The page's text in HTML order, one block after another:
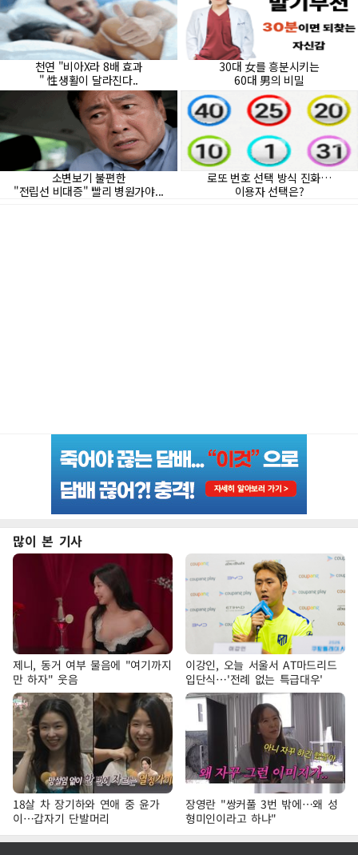
많이 본 기사
제니, 동거 여부 물음에 "여기까지
만 하자" 웃음
이강인, 오늘 서울서 AT마드리드
입단식…'전례 없는 특급대우'
18살 차 장기하와 연애 중 윤가
이…갑자기 단발머리
장영란 "쌍커풀 3번 밖에…왜 성
형미인이라고 하냐"